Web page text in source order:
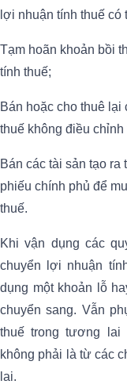
lợi nhuận tính thuế
Tạm hoãn khoản bồi
tính thuế;
Bán hoặc cho thuê
thuế không điều
Bán các tài sản tạo
phiếu chính phủ để
thuế.
Khi vận dụng các
chuyển lợi nhuận
dụng một khoản lỗ
chuyển sang. Vẫn
thuế trong tương
không phải là từ các
lai.